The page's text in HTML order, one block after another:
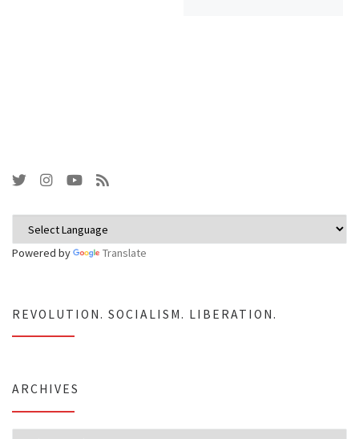
Powered by Translate
REVOLUTION. SOCIALISM. LIBERATION.
ARCHIVES